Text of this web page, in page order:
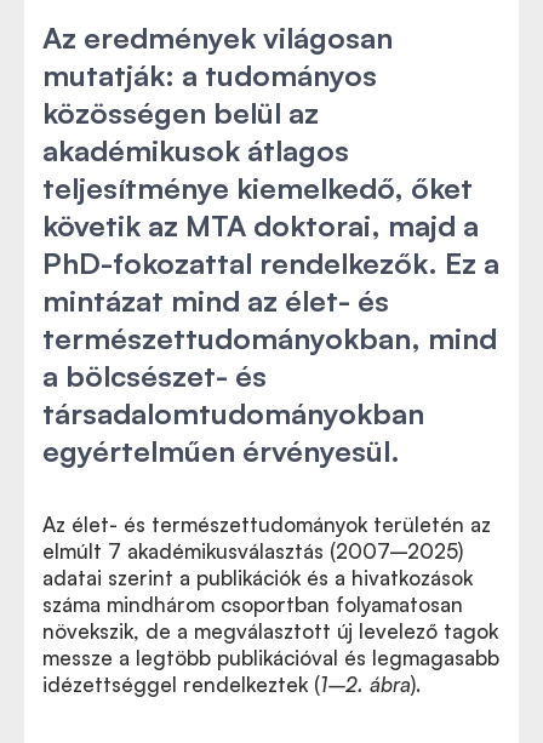
Az eredmények világosan
mutatják: a tudományos
közösségen belül az
akadémikusok átlagos
teljesítménye kiemelkedő, őket
követik az MTA doktorai, majd a
PhD-fokozattal rendelkezők. Ez a
mintázat mind az élet- és
természettudományokban, mind
a bölcsészet- és
társadalomtudományokban
egyértelműen érvényesül.
Az élet- és természettudományok területén az
elmúlt 7 akadémikusválasztás (2007–2025)
adatai szerint a publikációk és a hivatkozások
száma mindhárom csoportban folyamatosan
növekszik, de a megválasztott új levelező tagok
messze a legtöbb publikációval és legmagasabb
idézettséggel rendelkeztek (1–2. ábra).